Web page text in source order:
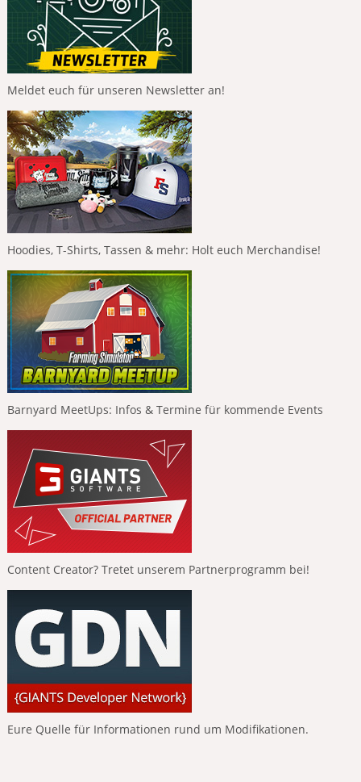
Meldet euch für unseren Newsletter an!
Hoodies, T-Shirts, Tassen & mehr: Holt euch Merchandise!
Barnyard MeetUps: Infos & Termine für kommende Events
Content Creator? Tretet unserem Partnerprogramm bei!
Eure Quelle für Informationen rund um Modifikationen.